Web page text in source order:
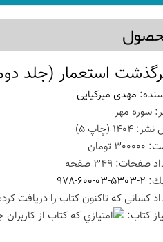
استعمار (جلد
مهدی میرکیایی
سوره مهر
نشر: 1404 (چاپ5
)
300000 تومان
صفحات: 349 صفحه
978-600-03-5303-2
كسانی كه تاكنون كتاب را دریافت كرده‌اند:
كتاب: